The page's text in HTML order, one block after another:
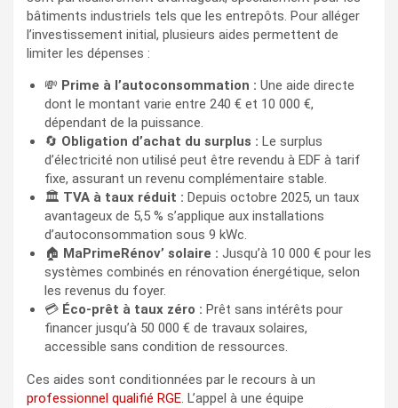
bâtiments industriels tels que les entrepôts. Pour alléger
l’investissement initial, plusieurs aides permettent de
limiter les dépenses :
💸 Prime à l’autoconsommation : Une aide directe
dont le montant varie entre 240 € et 10 000 €,
dépendant de la puissance.
🔄 Obligation d’achat du surplus : Le surplus
d’électricité non utilisé peut être revendu à EDF à tarif
fixe, assurant un revenu complémentaire stable.
🏛️ TVA à taux réduit : Depuis octobre 2025, un taux
avantageux de 5,5 % s’applique aux installations
d’autoconsommation sous 9 kWc.
🏠 MaPrimeRénov’ solaire : Jusqu’à 10 000 € pour les
systèmes combinés en rénovation énergétique, selon
les revenus du foyer.
💳 Éco-prêt à taux zéro : Prêt sans intérêts pour
financer jusqu’à 50 000 € de travaux solaires,
accessible sans condition de ressources.
Ces aides sont conditionnées par le recours à un
professionnel qualifié RGE. L’appel à une équipe